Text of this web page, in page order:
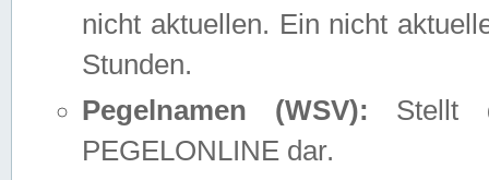
nicht aktuellen. Ein nicht
Stunden.
Pegelnamen (WSV): Stellt
PEGELONLINE dar.